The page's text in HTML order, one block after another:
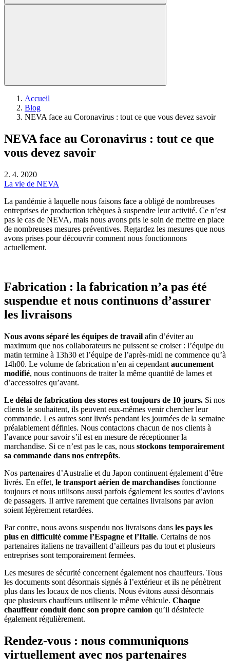
Accueil
Blog
NEVA face au Coronavirus : tout ce que vous devez savoir
NEVA face au Coronavirus : tout ce que
vous devez savoir
2. 4. 2020
La vie de NEVA
La pandémie à laquelle nous faisons face a obligé de nombreuses
entreprises de production tchèques à suspendre leur activité. Ce n’est
pas le cas de NEVA, mais nous avons pris le soin de mettre en place
de nombreuses mesures préventives. Regardez les mesures que nous
avons prises pour découvrir comment nous fonctionnons
actuellement.
Fabrication : la fabrication n’a pas été
suspendue et nous continuons d’assurer
les livraisons
Nous avons séparé les équipes de travail afin d’éviter au
maximum que nos collaborateurs ne puissent se croiser : l’équipe du
matin termine à 13h30 et l’équipe de l’après-midi ne commence qu’à
14h00. Le volume de fabrication n’en ai cependant aucunement
modifié, nous continuons de traiter la même quantité de lames et
d’accessoires qu’avant.
Le délai de fabrication des stores est toujours de 10 jours. Si nos
clients le souhaitent, ils peuvent eux-mêmes venir chercher leur
commande. Les autres sont livrés pendant les journées de la semaine
préalablement définies. Nous contactons chacun de nos clients à
l’avance pour savoir s’il est en mesure de réceptionner la
marchandise. Si ce n’est pas le cas, nous stockons temporairement
sa commande dans nos entrepôts.
Nos partenaires d’Australie et du Japon continuent également d’être
livrés. En effet, le transport aérien de marchandises fonctionne
toujours et nous utilisons aussi parfois également les soutes d’avions
de passagers. Il arrive rarement que certaines livraisons par avion
soient légèrement retardées.
Par contre, nous avons suspendu nos livraisons dans les pays les
plus en difficulté comme l’Espagne et l’Italie. Certains de nos
partenaires italiens ne travaillent d’ailleurs pas du tout et plusieurs
entreprises sont temporairement fermées.
Les mesures de sécurité concernent également nos chauffeurs. Tous
les documents sont désormais signés à l’extérieur et ils ne pénètrent
plus dans les locaux de nos clients. Nous évitons aussi désormais
que plusieurs chauffeurs utilisent le même véhicule. Chaque
chauffeur conduit donc son propre camion qu’il désinfecte
également régulièrement.
Rendez-vous : nous communiquons
virtuellement avec nos partenaires